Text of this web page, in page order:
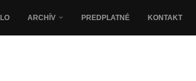
ARCHÍV PREDPLATNÉ KONTAKT